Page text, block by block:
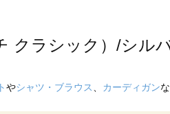
クラシック）/シル
やシャツ・ブラウス カーディガン